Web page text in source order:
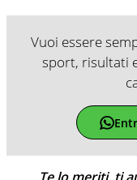
Vuoi essere
sport, risultati